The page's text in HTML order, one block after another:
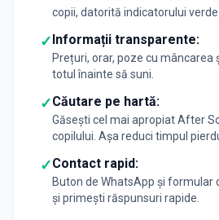
copii, datorită indicatorului verde
✓Informații transparente:
Prețuri, orar, poze cu mâncarea
totul înainte să suni.
✓Căutare pe hartă:
Găsești cel mai apropiat After
copilului. Așa reduci timpul
✓Contact rapid:
Buton de WhatsApp și formular
și primești răspunsuri rapide.